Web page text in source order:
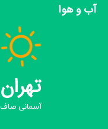
آب و هوا
تهران
آسمانی صاف